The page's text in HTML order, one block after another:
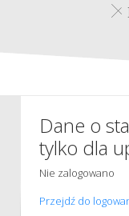
Dane o
tylko dla
Nie zalogowano
Przejdź do